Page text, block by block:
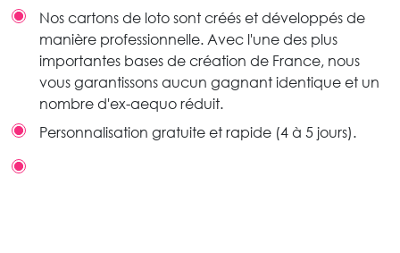
Nos cartons de loto sont créés et développés de
manière professionnelle. Avec l'une des plus
importantes bases de création de France, nous
vous garantissons aucun gagnant identique et un
nombre d'ex-aequo réduit.
Personnalisation gratuite et rapide (4 à 5 jours).